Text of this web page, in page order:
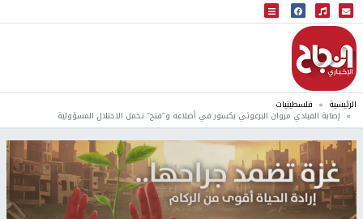
البث المباشر
إذاعة النجاح
الرئيسية فلسطينيات
إصابة القيادي مروان البرغوثي بكسور في أضلاعه و"فتح" تحمل الاحتلال المسؤولية